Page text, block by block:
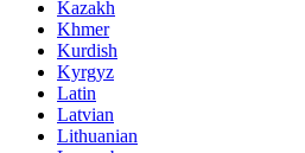
Kazakh
Khmer
Kurdish
Kyrgyz
Latin
Latvian
Lithuanian